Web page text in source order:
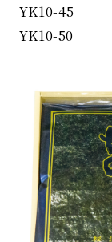
YK10-45
YK10-50